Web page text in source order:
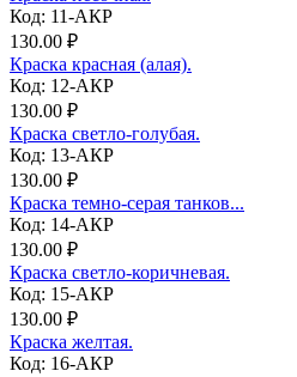
Код: 11-АКР
130.00 ₽
Краска красная (алая).
Код: 12-АКР
130.00 ₽
Краска светло-голубая.
Код: 13-АКР
130.00 ₽
Краска темно-серая танков...
Код: 14-АКР
130.00 ₽
Краска светло-коричневая.
Код: 15-АКР
130.00 ₽
Краска желтая.
Код: 16-АКР